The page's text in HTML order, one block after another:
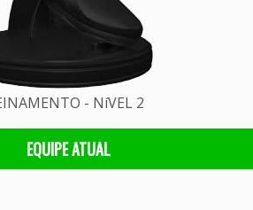
- NíVEL 2
EQUIPE ATUAL